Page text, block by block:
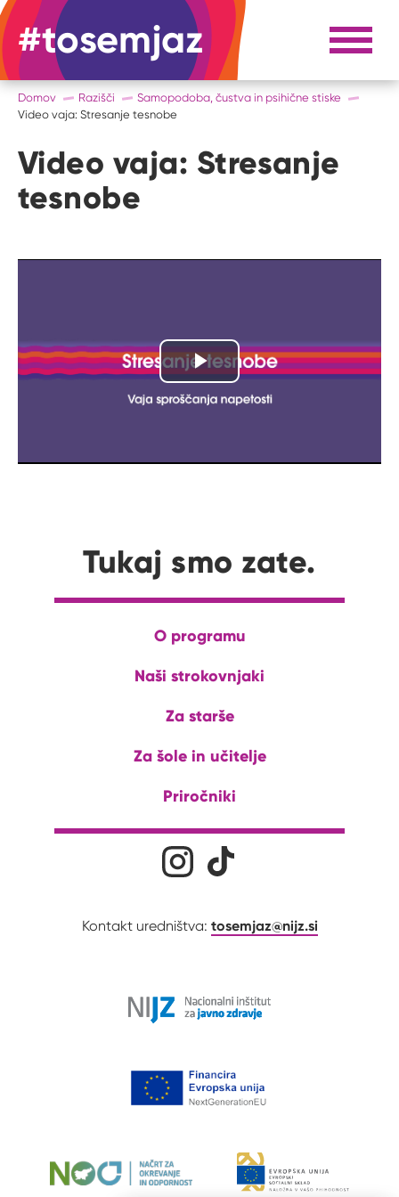
#tosemjaz #to sem jaz Razpri
Domov Razišči
Samopodoba, čustva in psihične stiske
Video vaja: Stresanje tesnobe
Video vaja: Stresanje
tesnobe
Predvajaj
Tukaj smo zate.
O programu
Naši strokovnjaki
Za starše
Za šole in učitelje
Priročniki
Družabna omrežjaNa naš Instagram profil
Kontakt uredništva: tosemjaz@nijz.si